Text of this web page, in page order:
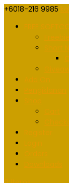
+6018-216 9985